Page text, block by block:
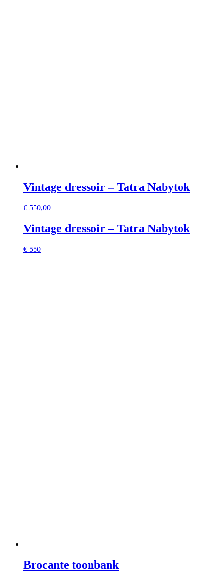
Vintage dressoir – Tatra Nabytok
€ 550,00
Vintage dressoir – Tatra Nabytok
€ 550
Brocante toonbank